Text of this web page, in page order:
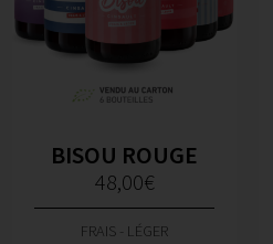
BISOU ROUGE
48,00€
FRAIS - LÉGER